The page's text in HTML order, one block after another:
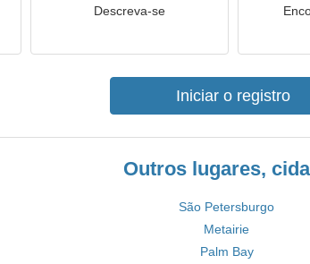
Descreva-se
Iniciar o registro
Outros lugares,
São Petersburgo
Metairie
Palm Bay